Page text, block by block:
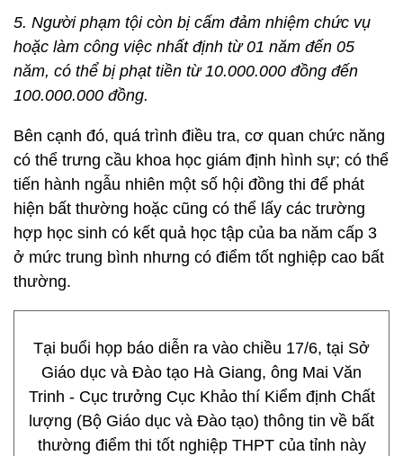
5. Người phạm tội còn bị cấm đảm nhiệm chức vụ
hoặc làm công việc nhất định từ 01 năm đến 05
năm, có thể bị phạt tiền từ 10.000.000 đồng đến
100.000.000 đồng.
Bên cạnh đó, quá trình điều tra, cơ quan chức năng
có thể trưng cầu khoa học giám định hình sự; có thể
tiến hành ngẫu nhiên một số hội đồng thi để phát
hiện bất thường hoặc cũng có thể lấy các trường
hợp học sinh có kết quả học tập của ba năm cấp 3
ở mức trung bình nhưng có điểm tốt nghiệp cao bất
thường.
Tại buổi họp báo diễn ra vào chiều 17/6, tại Sở
Giáo dục và Đào tạo Hà Giang, ông Mai Văn
Trinh - Cục trưởng Cục Khảo thí Kiểm định Chất
lượng (Bộ Giáo dục và Đào tạo) thông tin về bất
thường điểm thi tốt nghiệp THPT của tỉnh này